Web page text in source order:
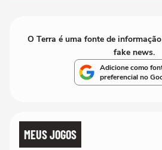
O Terra é uma fonte de
fake news.
Adicione como
preferencial no
MEUS JOGOS